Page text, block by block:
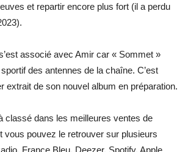
et repartir encore plus fort (il a perdu
associé avec Amir car « Sommet »
des antennes de la chaîne. C’est
extrait de son nouvel album en préparation.
classé dans les meilleures ventes de
vous pouvez le retrouver sur plusieurs
France Bleu, Deezer, Spotify, Apple